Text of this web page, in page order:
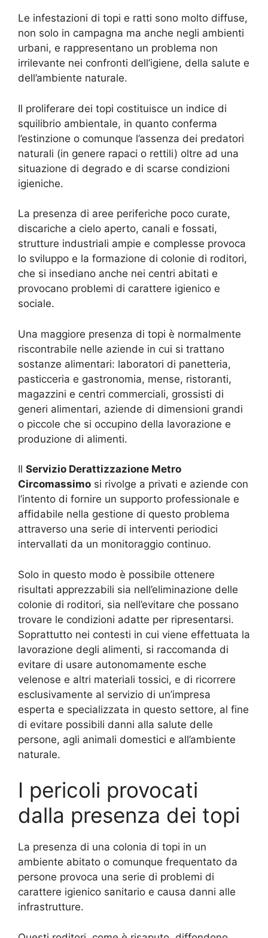
Le infestazioni di topi e ratti sono molto diffuse,
non solo in campagna ma anche negli ambienti
urbani, e rappresentano un problema non
irrilevante nei confronti dell’igiene, della salute e
dell’ambiente naturale.
Il proliferare dei topi costituisce un indice di
squilibrio ambientale, in quanto conferma
l’estinzione o comunque l’assenza dei predatori
naturali (in genere rapaci o rettili) oltre ad una
situazione di degrado e di scarse condizioni
igieniche.
La presenza di aree periferiche poco curate,
discariche a cielo aperto, canali e fossati,
strutture industriali ampie e complesse provoca
lo sviluppo e la formazione di colonie di roditori,
che si insediano anche nei centri abitati e
provocano problemi di carattere igienico e
sociale.
Una maggiore presenza di topi è normalmente
riscontrabile nelle aziende in cui si trattano
sostanze alimentari: laboratori di panetteria,
pasticceria e gastronomia, mense, ristoranti,
magazzini e centri commerciali, grossisti di
generi alimentari, aziende di dimensioni grandi
o piccole che si occupino della lavorazione e
produzione di alimenti.
Il Servizio Derattizzazione Metro
Circomassimo si rivolge a privati e aziende con
l’intento di fornire un supporto professionale e
affidabile nella gestione di questo problema
attraverso una serie di interventi periodici
intervallati da un monitoraggio continuo.
Solo in questo modo è possibile ottenere
risultati apprezzabili sia nell’eliminazione delle
colonie di roditori, sia nell’evitare che possano
trovare le condizioni adatte per ripresentarsi.
Soprattutto nei contesti in cui viene effettuata la
lavorazione degli alimenti, si raccomanda di
evitare di usare autonomamente esche
velenose e altri materiali tossici, e di ricorrere
esclusivamente al servizio di un’impresa
esperta e specializzata in questo settore, al fine
di evitare possibili danni alla salute delle
persone, agli animali domestici e all’ambiente
naturale.
I pericoli provocati
dalla presenza dei topi
La presenza di una colonia di topi in un
ambiente abitato o comunque frequentato da
persone provoca una serie di problemi di
carattere igienico sanitario e causa danni alle
infrastrutture.